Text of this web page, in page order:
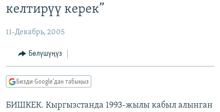
МАДАНИЯТ
ТВ ПРОГРАММАЛАР
БҮГҮН АЗАТТЫКТА
ДАНИСТЕ
ПОДКАСТ
келтирүү керек”
11-Декабрь, 2005
Бөлүшүңүз
Бизди Google'дан табыңыз
БИШКЕК. Кыргызстанда 1993-жылы кабыл алынган